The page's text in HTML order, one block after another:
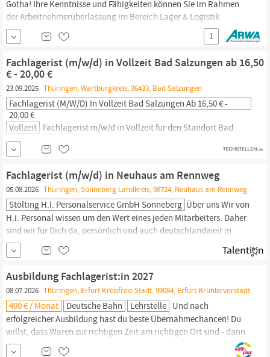
Gotha! Ihre Kenntnisse und Fähigkeiten können Sie im Rahmen
der Arbeitnehmerüberlassung im Bereich Lager & Logistik
vertiefen. Ihr Job ist in Vollzeit, SchichtWochenende und Sie
erhalten 16,69 € pro Stunde. Wir bieten Ihnen Langfristiger Einsatz
im Kundenunternehmen Sehr gute Übernahmechancen
1
Fachlagerist (m/w/d) in Vollzeit Bad Salzungen ab 16,50
€ - 20,00 €
23.09.2025 Thüringen, Wartburgkreis, 36433, Bad Salzungen
Fachlagerist (m/w/d) In Vollzeit Bad Salzungen Ab 16,50 € -
20,00 €
Vollzeit Fachlagerist m/w/d in Vollzeit fur den Standort Bad
Salzungen gesucht. Einstellung ab sofort oder nach Absprache.
Arbeitszeit Vollzeit. Arbeitgeberleistungen /
hervorragendem Betriebsklima! Einen unbefristeten Vertrag und
leistungsgerechte Bezahlung Flexible Arbeitszeiten,
Fachlagerist (m/w/d) in Neuhaus am Rennweg
05.08.2026 Thüringen, Sonneberg Landkreis, 98724, Neuhaus am Rennweg
Stölting H.i. Personalservice GmbH Sonneberg Über uns Wir von
H.i. Personal wissen um den Wert eines jeden Mitarbeiters. Daher
sind wir für Dich da, persönlich und auch deutschlandweit in
Deiner Nähe. Wir bieten Dir eine faire Bezahlung für attraktive
Arbeitsplätze, völlig unkompliziert und flexibel. Wir suchen ab
Ausbildung Fachlagerist:in 2027
08.07.2026 Thüringen, Erfurt Kreisfreie Stadt, 99084, Erfurt Brühlervorstadt
400 € / Monat Deutsche Bahn Lehrstelle Und nach
erfolgreicher Ausbildung hast du beste Übernahmechancen! Du
willst, dass Waren zur richtigen Zeit am richtigen Ort sind - dann
ist die Ausbildung in der Logistik genau das Richtige für dich!